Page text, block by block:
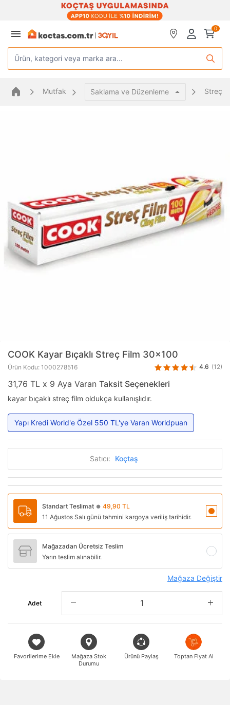
0
Ürün, kategori veya marka ara...
Mutfak Saklama ve Düzenleme Streç
COOK Kayar Bıçaklı Streç Film 30x100
Ürün Kodu: 1000278516 4.6 (12)
31,76 TL x 9 Aya Varan Taksit Seçenekleri
kayar bıçaklı streç film oldukça kullanışlıdır.
Yapı Kredi World'e Özel 550 TL'ye Varan Worldpuan
Satıcı: Koçtaş
Standart Teslimat ● 49,90 TL
11 Ağustos Salı günü tahmini kargoya veriliş tarihidir.
Mağazadan Ücretsiz Teslim
Yarın teslim alınabilir.
Mağaza Değiştir
Adet
Favorilerime Ekle
Mağaza Stok
Durumu
Ürünü Paylaş Toptan Fiyat Al